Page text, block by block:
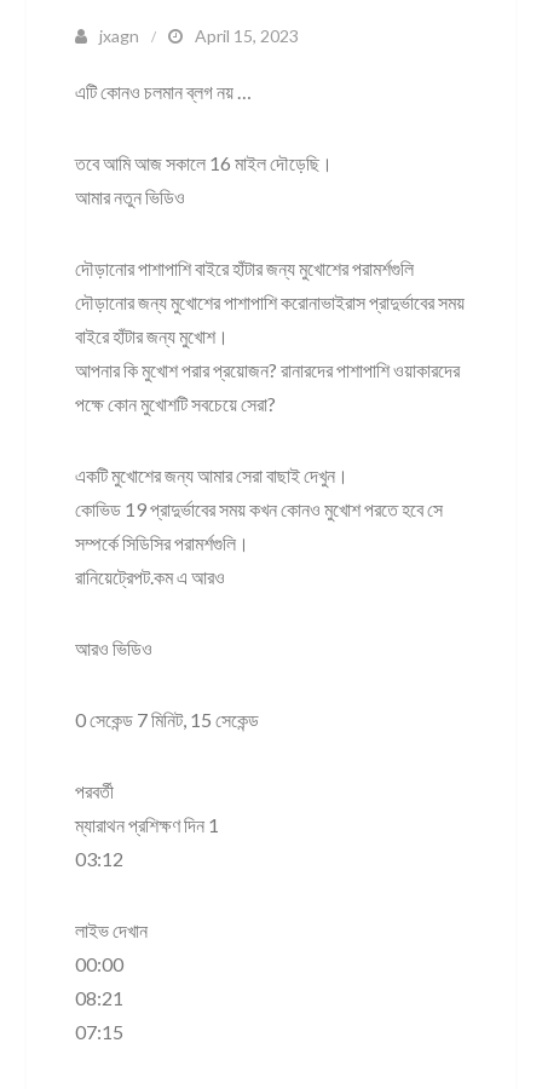
jxagn April 15, 2023
এটি কোনও চলমান ব্লগ নয় …
তবে আমি আজ সকালে 16 মাইল দৌড়েছি।
আমার নতুন ভিডিও
দৌড়ানোর পাশাপাশি বাইরে হাঁটার জন্য মুখোশের পরামর্শগুলি
দৌড়ানোর জন্য মুখোশের পাশাপাশি করোনাভাইরাস প্রাদুর্ভাবের সময়
বাইরে হাঁটার জন্য মুখোশ।
আপনার কি মুখোশ পরার প্রয়োজন? রানারদের পাশাপাশি ওয়াকারদের
পক্ষে কোন মুখোশটি সবচেয়ে সেরা?
একটি মুখোশের জন্য আমার সেরা বাছাই দেখুন।
কোভিড 19 প্রাদুর্ভাবের সময় কখন কোনও মুখোশ পরতে হবে সে
সম্পর্কে সিডিসির পরামর্শগুলি।
রানিয়েট্রেপট.কম এ আরও
আরও ভিডিও
0 সেকেন্ড 7 মিনিট, 15 সেকেন্ড
পরবর্তী
ম্যারাথন প্রশিক্ষণ দিন 1
03:12
লাইভ দেখান
00:00
08:21
07:15